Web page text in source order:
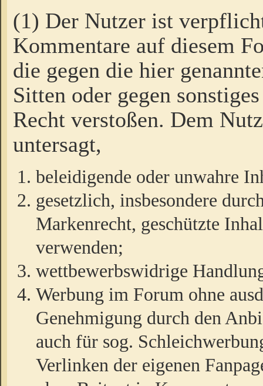
(1) Der Nutzer ist
Kommentare auf diesem
die gegen die hier
Sitten oder gegen
Recht verstoßen. Dem
untersagt,
beleidigende oder unwahre
gesetzlich, insbesondere
Markenrecht, geschützte
verwenden;
wettbewerbswidrige
Werbung im Forum ohne
Genehmigung durch den
auch für sog.
Verlinken der eigenen